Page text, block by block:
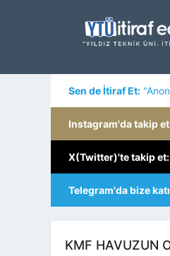
Sen de İtiraf Et:
Instagram'da takip
X(Twitter)'te takip et:
Telegram'da bize
KMF HAVUZUN